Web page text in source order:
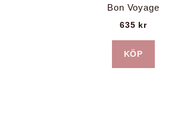
Bon Voyage
635 kr
KÖP